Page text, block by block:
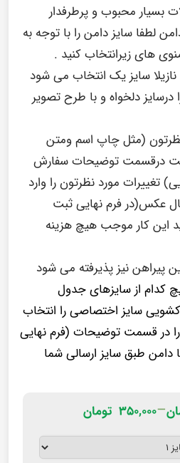
بسیار محبوب و پرطرفدار
لطفا سایز دامن را با توجه به
های زیرانتخاب کنید .
سایز یک انتخاب می شود
دلخواه و با طرح تصویر
(مثل چاپ اسم ومتن
درقسمت توضیحات سفارش
تغییرات مورد نظرتون را وارد
عکس(در فرم نهایی ثبت
این کار موجب هیچ هزینه
نیز پذیرفته می شود
کدام از سایزهای جدول
سایز اختصاصی را انتخاب
در قسمت توضیحات (فرم نهایی
طبق سایز ارسالی شما
–۳۵۰,۰۰۰ تومان